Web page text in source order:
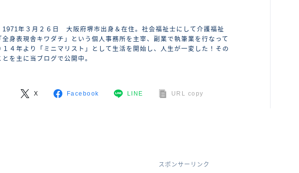
年３月２６日 大阪府堺市出身＆在住。社会福祉士にして介護福祉
全身表現舎キワダチ」という個人事務所を主宰、副業で執筆業を行なって
１４年より「ミニマリスト」として生活を開始し、人生が一変した！その
とを主に当ブログで公開中。
X Facebook LINE URL copy
スポンサーリンク